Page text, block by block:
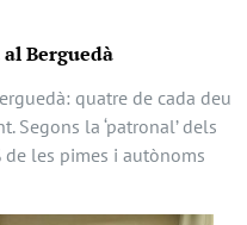
Berguedà
quatre de cada deu
Segons la ‘patronal’ dels
de les pimes i autònoms